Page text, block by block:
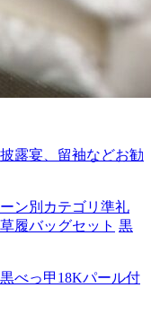
露宴、留袖などお勧
ン別カテゴリ 準礼
草履バッグセット 黒